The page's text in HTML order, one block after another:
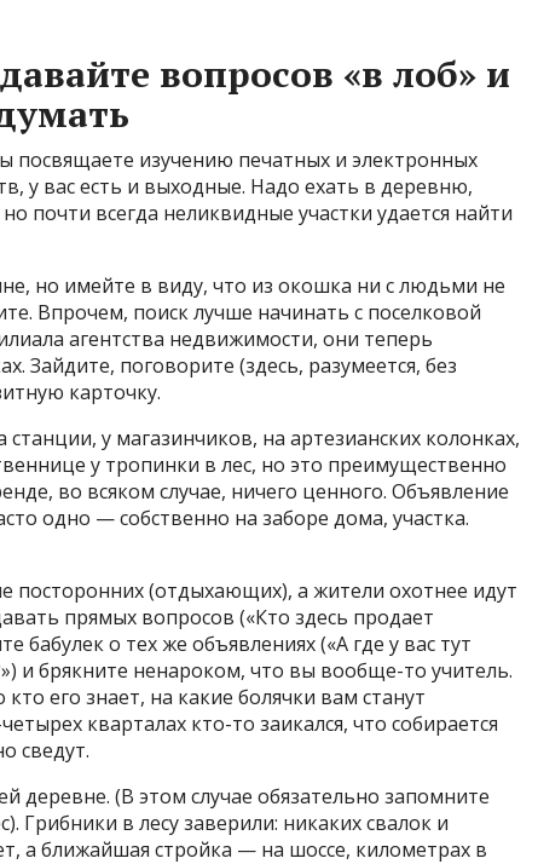
вопросов «в лоб» и
посвящаете изучению печатных и электронных
у вас есть и выходные. Надо ехать в деревню,
почти всегда неликвидные участки удается найти
но имейте в виду, что из окошка ни с людьми не
Впрочем, поиск лучше начинать с поселковой
агентства недвижимости, они теперь
Зайдите, поговорите (здесь, разумеется, без
карточку.
у магазинчиков, на артезианских колонках,
у тропинки в лес, но это преимущественно
во всяком случае, ничего ценного. Объявление
одно — собственно на заборе дома, участка.
посторонних (отдыхающих), а жители охотнее идут
прямых вопросов («Кто здесь продает
бабулек о тех же объявлениях («А где у вас тут
и брякните ненароком, что вы вообще-то учитель.
его знает, на какие болячки вам станут
кварталах кто-то заикался, что собирается
сведут.
деревне. (В этом случае обязательно запомните
Грибники в лесу заверили: никаких свалок и
а ближайшая стройка — на шоссе, километрах в